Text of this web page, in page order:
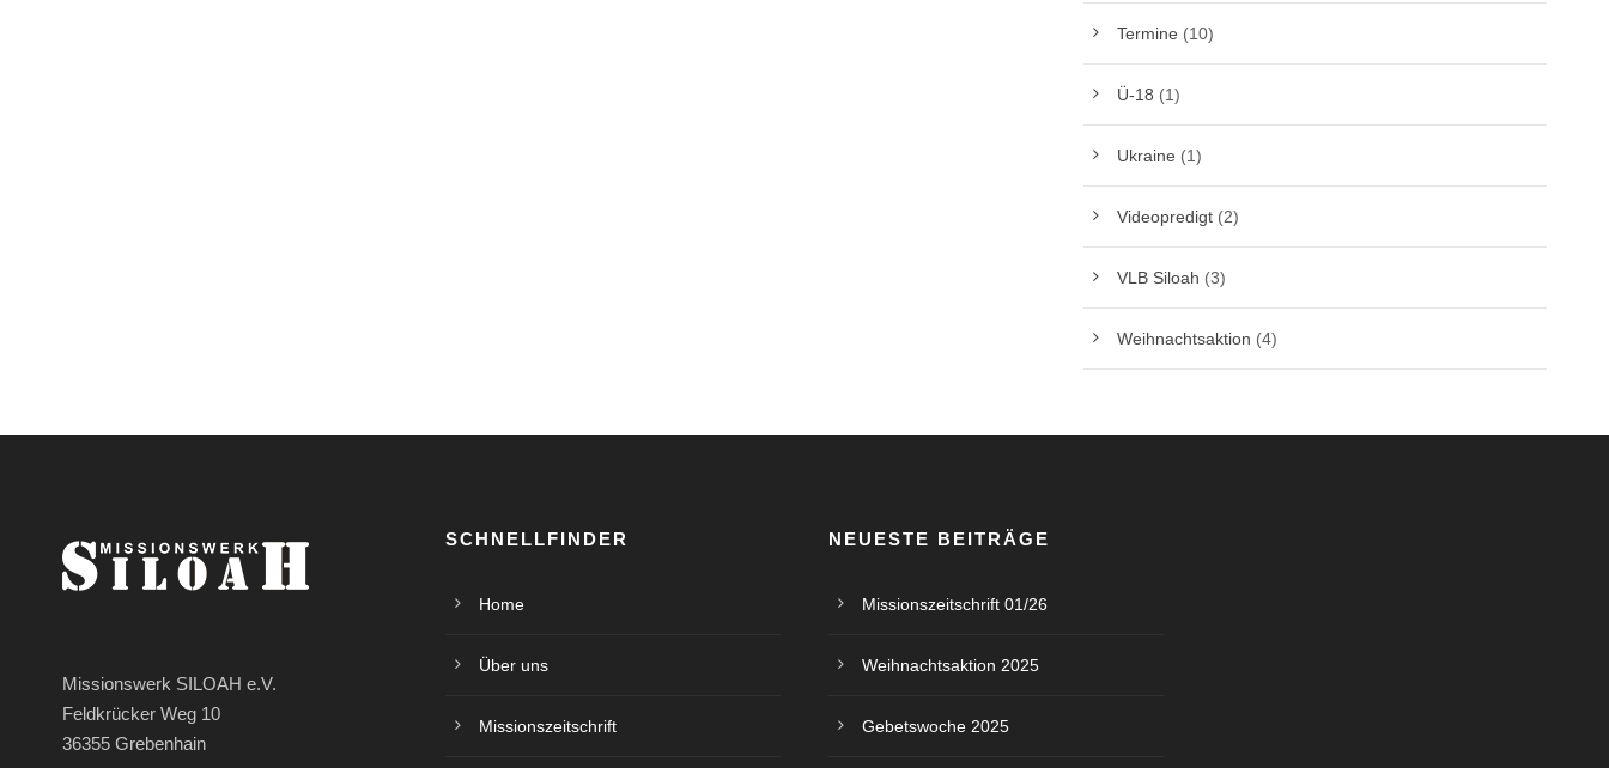
Termine (10)
Ü-18 (1)
Ukraine (1)
Videopredigt (2)
VLB Siloah (3)
Weihnachtsaktion (4)
Missionswerk SILOAH e.V.
Feldkrücker Weg 10
36355 Grebenhain
SCHNELLFINDER
Home
Über uns
Missionszeitschrift
NEUESTE BEITRÄGE
Missionszeitschrift 01/26
Weihnachtsaktion 2025
Gebetswoche 2025